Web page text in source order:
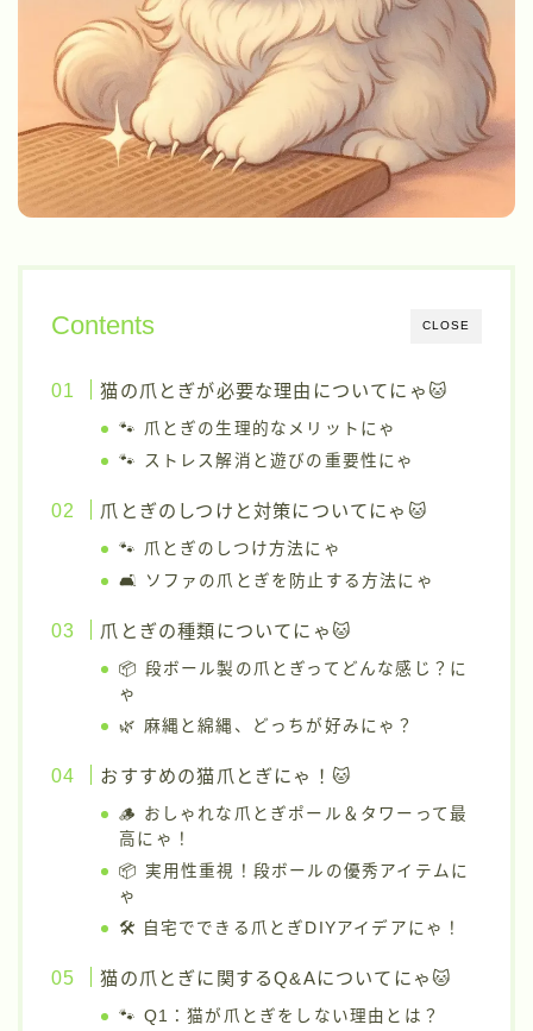
CLOSE
Contents
猫の爪とぎが必要な理由についてにゃ🐱
🐾 爪とぎの生理的なメリットにゃ
🐾 ストレス解消と遊びの重要性にゃ
爪とぎのしつけと対策についてにゃ🐱
🐾 爪とぎのしつけ方法にゃ
🛋️ ソファの爪とぎを防止する方法にゃ
爪とぎの種類についてにゃ🐱
📦 段ボール製の爪とぎってどんな感じ？に
ゃ
🌿 麻縄と綿縄、どっちが好みにゃ？
おすすめの猫爪とぎにゃ！🐱
🪵 おしゃれな爪とぎポール＆タワーって最
高にゃ！
📦 実用性重視！段ボールの優秀アイテムに
ゃ
🛠 自宅でできる爪とぎDIYアイデアにゃ！
猫の爪とぎに関するQ&Aについてにゃ🐱
🐾 Q1：猫が爪とぎをしない理由とは？